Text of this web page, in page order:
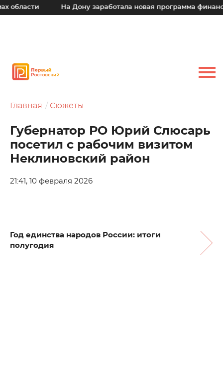
На Дону заработала новая программа финансовой
Главная Сюжеты
Губернатор РО Юрий Слюсарь
посетил с рабочим визитом
Неклиновский район
21:41, 10 февраля 2026
Год единства народов России: итоги
полугодия